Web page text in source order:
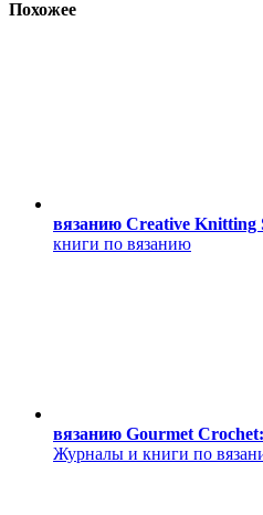
Похожее
вязанию Creative Knitting
книги по вязанию
вязанию Gourmet
Журналы и книги по